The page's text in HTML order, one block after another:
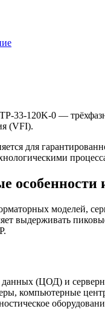
—
(VFI).
для
особенности
моделей,
выдерживать
данных (ЦОД) и
компьютерные